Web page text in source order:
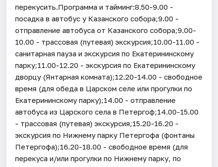
перекусить.Программа и тайминг:8.50-9.00 -
посадка в автобус у Казанского собора;9.00 -
отправление автобуса от Казанского собора;9.00-
10.00 - трассовая (путевая) экскурсия;10.00-11.00 -
санитарная пауза и экскурсия по Екатерининскому
парку;11.00-12.20 - экскурсия по Екатерининскому
дворцу (Янтарная комната);12.20-14.00 - свободное
время (для обеда в Царском селе или прогулки по
Екатерининскому парку);14.00 - отправление
автобуса из Царского села в Петергоф;14.00-15.00
- трассовая (путевая) экскурсия;15.20-16.20 -
экскурсия по Нижнему парку Петергофа (фонтаны
Петергофа);16.20-18.00 - свободное время (для
перекуса и/или прогулки по Нижнему парку, по